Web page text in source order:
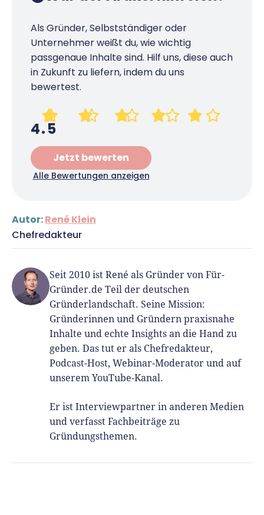
Gründer.de Teil der deutschen
Gründerlandschaft. Seine Mission:
Gründerinnen und Gründern praxisnahe
Inhalte und echte Insights an die Hand zu
geben. Das tut er als Chefredakteur,
unserem YouTube-Kanal.
und verfasst Fachbeiträge zu
Gründungsthemen.
Als Gründer, Selbstständiger oder
Unternehmer weißt du, wie wichtig
passgenaue Inhalte sind. Hilf uns, diese auch
in Zukunft zu liefern, indem du uns
bewertest.
4.5
Jetzt bewerten
Alle Bewertungen anzeigen
Autor:René Klein
Chefredakteur
Seit 2010 ist René als Gründer von Für-
Gründer.de Teil der deutschen
Gründerlandschaft. Seine Mission:
Gründerinnen und Gründern praxisnahe
Inhalte und echte Insights an die Hand zu
geben. Das tut er als Chefredakteur,
Podcast-Host, Webinar-Moderator und auf
unserem YouTube-Kanal.
Er ist Interviewpartner in anderen Medien
und verfasst Fachbeiträge zu
Gründungsthemen.